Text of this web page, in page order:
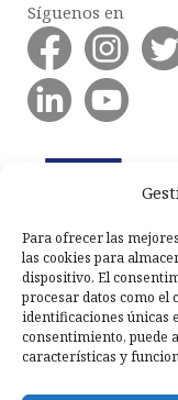
Para ofrecer las
las cookies para
dispositivo. El
procesar datos como el
identificaciones únicas
consentimiento, puede
características y
Síguenos en